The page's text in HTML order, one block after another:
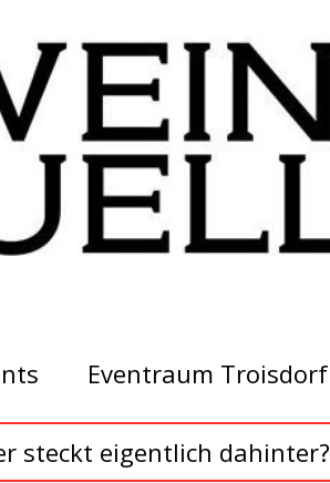
Eventraum Troisdorf
steckt eigentlich dahinter?